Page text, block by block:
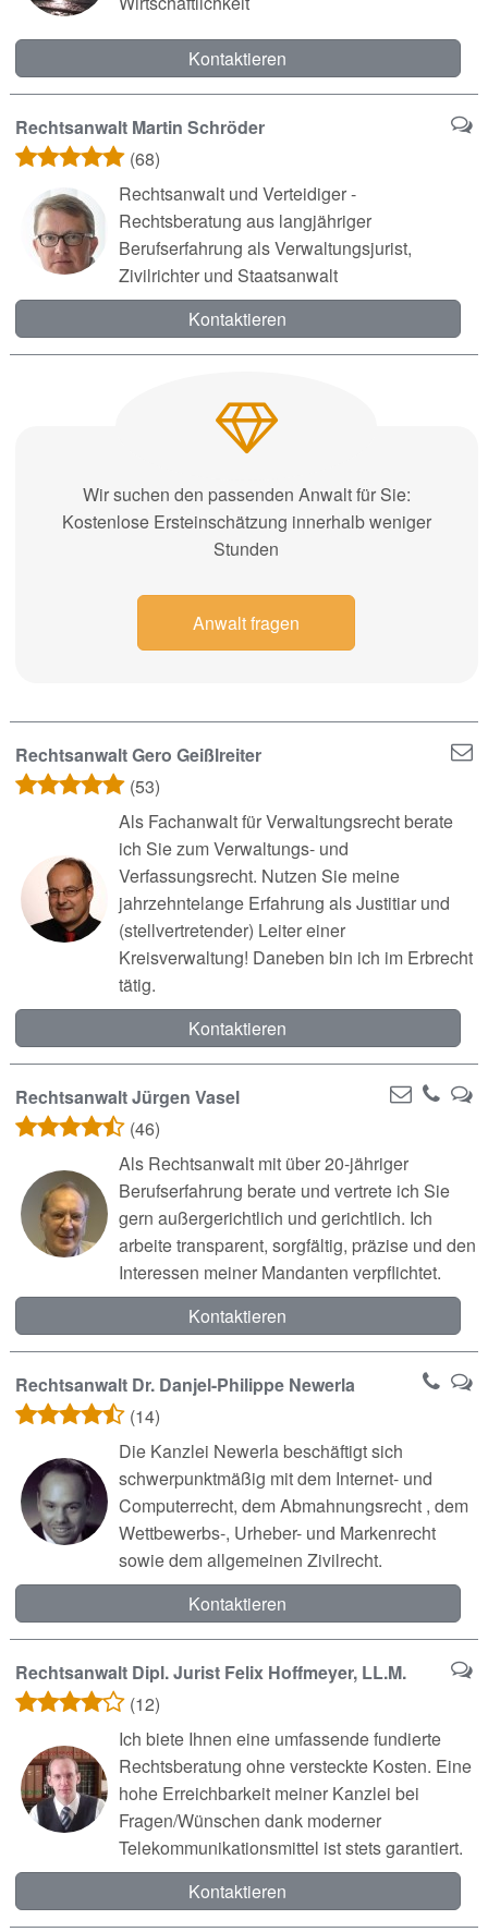
Kontaktieren
Rechtsanwalt Martin Schröder
(68)
Rechtsanwalt und Verteidiger -
Rechtsberatung aus langjähriger
Berufserfahrung als Verwaltungsjurist,
Zivilrichter und Staatsanwalt
Kontaktieren
Wir suchen den passenden Anwalt für Sie:
Kostenlose Ersteinschätzung innerhalb weniger
Stunden
Anwalt fragen
Rechtsanwalt Gero Geißlreiter
(53)
Als Fachanwalt für Verwaltungsrecht berate
ich Sie zum Verwaltungs- und
Verfassungsrecht. Nutzen Sie meine
jahrzehntelange Erfahrung als Justitiar und
(stellvertretender) Leiter einer
Kreisverwaltung! Daneben bin ich im Erbrecht
tätig.
Kontaktieren
Rechtsanwalt Jürgen Vasel
(46)
Als Rechtsanwalt mit über 20-jähriger
Berufserfahrung berate und vertrete ich Sie
gern außergerichtlich und gerichtlich. Ich
arbeite transparent, sorgfältig, präzise und den
Interessen meiner Mandanten verpflichtet.
Kontaktieren
Rechtsanwalt Dr. Danjel-Philippe Newerla
(14)
Die Kanzlei Newerla beschäftigt sich
schwerpunktmäßig mit dem Internet- und
Computerrecht, dem Abmahnungsrecht , dem
Wettbewerbs-, Urheber- und Markenrecht
sowie dem allgemeinen Zivilrecht.
Kontaktieren
Rechtsanwalt Dipl. Jurist Felix Hoffmeyer, LL.M.
(12)
Ich biete Ihnen eine umfassende fundierte
Rechtsberatung ohne versteckte Kosten. Eine
hohe Erreichbarkeit meiner Kanzlei bei
Fragen/Wünschen dank moderner
Telekommunikationsmittel ist stets garantiert.
Kontaktieren